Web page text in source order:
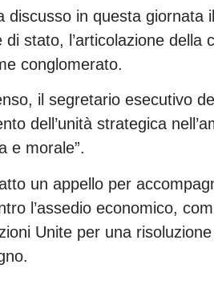
discusso in questa giornata
di stato, l’articolazione della
conglomerato.
il segretario esecutivo
dell’unità strategica
e morale”.
un appello per
l’assedio economico,
Unite per una